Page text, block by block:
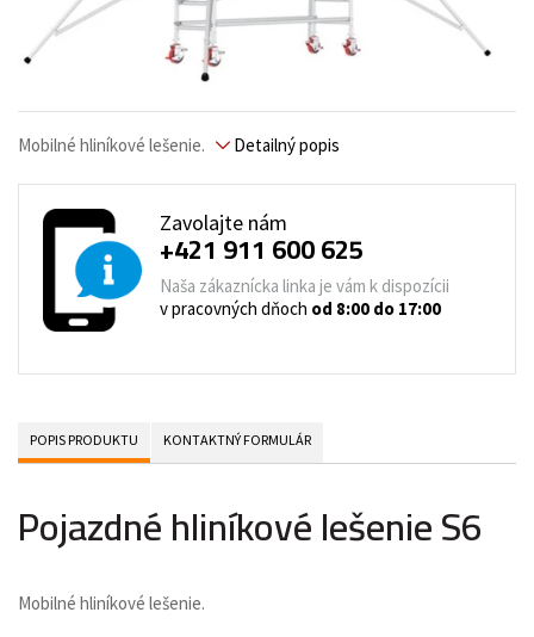
Mobilné hliníkové lešenie. Detailný popis
Zavolajte nám
+421 911 600 625
Naša zákaznícka linka je vám k dispozícii
v pracovných dňoch od 8:00 do 17:00
POPIS PRODUKTU KONTAKTNÝ FORMULÁR
Pojazdné hliníkové lešenie S6
Mobilné hliníkové lešenie.